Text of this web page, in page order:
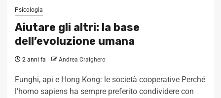
Psicologia
Aiutare gli altri: la base
dell’evoluzione umana
2 anni fa Andrea Craighero
Funghi, api e Hong Kong: le società cooperative Perché
l’homo sapiens ha sempre preferito condividere con